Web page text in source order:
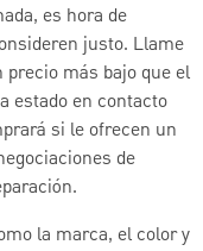
es hora de
justo. Llame
más bajo que el
estado en contacto
si le ofrecen un
de
la marca, el color y